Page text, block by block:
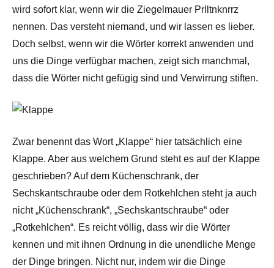
wird sofort klar, wenn wir die Ziegelmauer Prlltnknrrz
nennen. Das versteht niemand, und wir lassen es lieber.
Doch selbst, wenn wir die Wörter korrekt anwenden und
uns die Dinge verfügbar machen, zeigt sich manchmal,
dass die Wörter nicht gefügig sind und Verwirrung stiften.
Zwar benennt das Wort „Klappe“ hier tatsächlich eine
Klappe. Aber aus welchem Grund steht es auf der Klappe
geschrieben? Auf dem Küchenschrank, der
Sechskantschraube oder dem Rotkehlchen steht ja auch
nicht „Küchenschrank“, „Sechskantschraube“ oder
„Rotkehlchen“. Es reicht völlig, dass wir die Wörter
kennen und mit ihnen Ordnung in die unendliche Menge
der Dinge bringen. Nicht nur, indem wir die Dinge